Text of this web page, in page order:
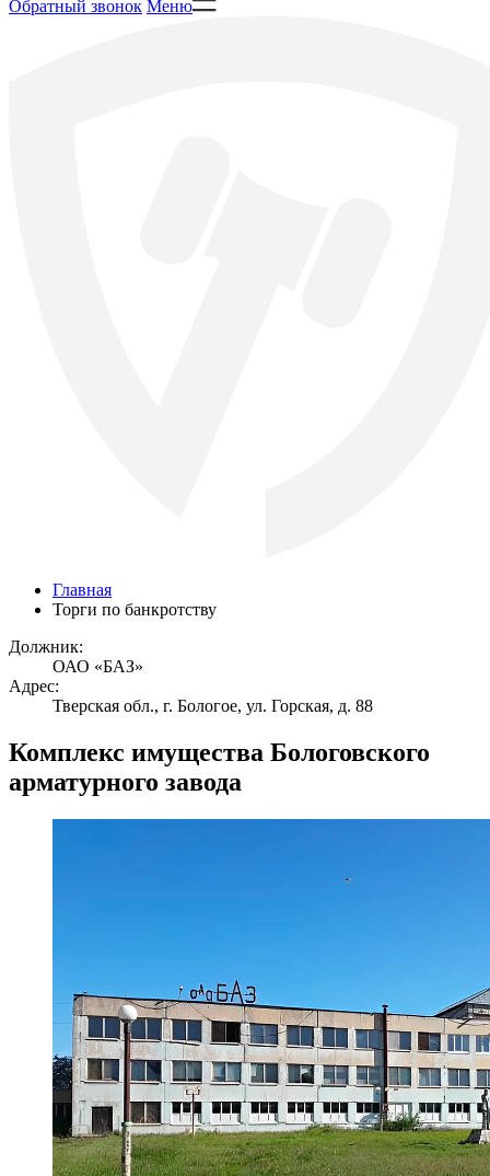
Обратный звонок Меню
Главная
Торги по банкротству
Должник:
ОАО «БАЗ»
Адрес:
Тверская обл., г. Бологое, ул. Горская, д. 88
Комплекс имущества Бологовского
арматурного завода